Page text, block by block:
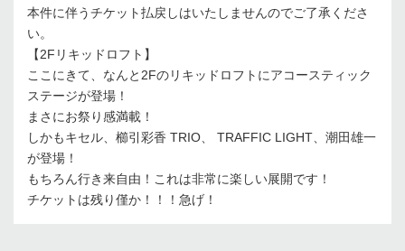
本件に伴うチケット払戻しはいたしませんのでご了承くださ
い。
【2Fリキッドロフト】
ここにきて、なんと2Fのリキッドロフトにアコースティック
ステージが登場！
まさにお祭り感満載！
しかもキセル、櫛引彩香 TRIO、 TRAFFIC LIGHT、潮田雄一
が登場！
もちろん行き来自由！これは非常に楽しい展開です！
チケットは残り僅か！！！急げ！